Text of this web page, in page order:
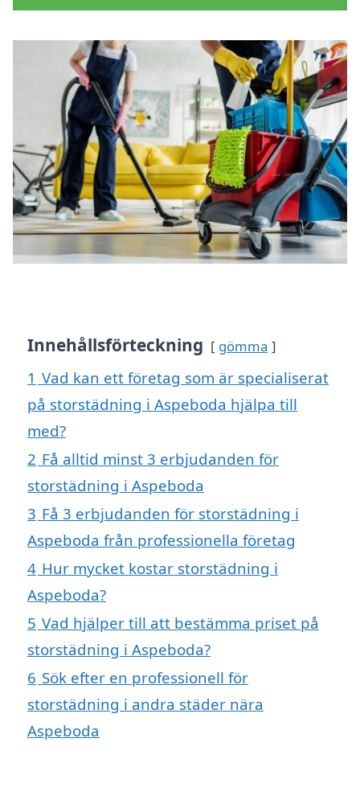
Innehållsförteckning gömma
1 Vad kan ett företag som är specialiserat
på storstädning i Aspeboda hjälpa till
med?
2 Få alltid minst 3 erbjudanden för
storstädning i Aspeboda
3 Få 3 erbjudanden för storstädning i
Aspeboda från professionella företag
4 Hur mycket kostar storstädning i
Aspeboda?
5 Vad hjälper till att bestämma priset på
storstädning i Aspeboda?
6 Sök efter en professionell för
storstädning i andra städer nära
Aspeboda